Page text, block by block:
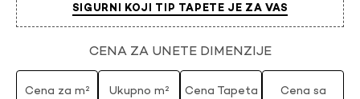
SIGURNI KOJI TIP TAPETE JE ZA VAS
CENA ZA UNETE DIMENZIJE
Cena za m² Ukupno m² Cena Tapeta
Cena sa